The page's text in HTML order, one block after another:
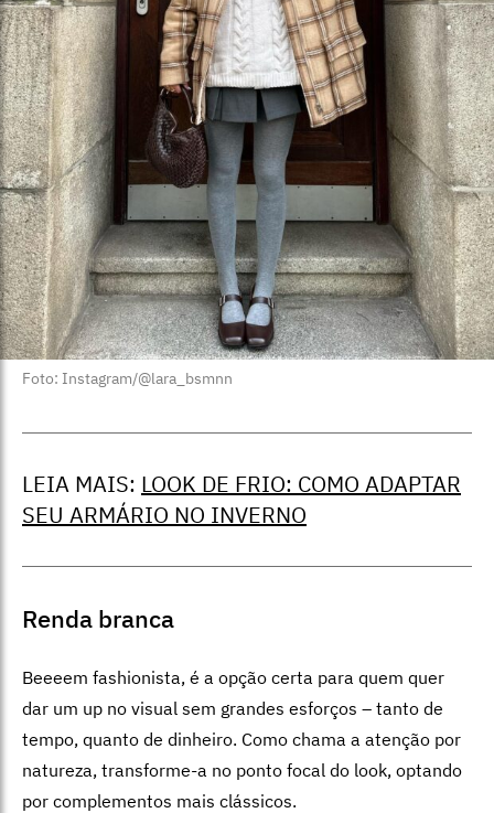
Foto: Instagram/@lara_bsmnn
LEIA MAIS: LOOK DE FRIO: COMO ADAPTAR
SEU ARMÁRIO NO INVERNO
Renda branca
Beeeem fashionista, é a opção certa para quem quer
dar um up no visual sem grandes esforços – tanto de
tempo, quanto de dinheiro. Como chama a atenção por
natureza, transforme-a no ponto focal do look, optando
por complementos mais clássicos.